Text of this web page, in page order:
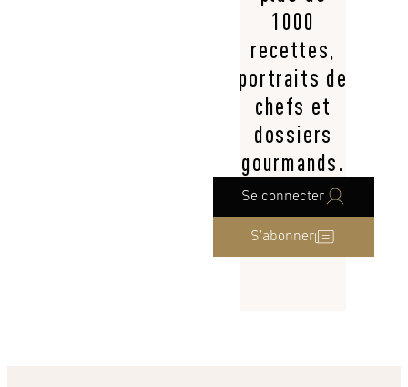
1000
recettes,
portraits de
chefs et
dossiers
gourmands.
Se connecter
S’abonner